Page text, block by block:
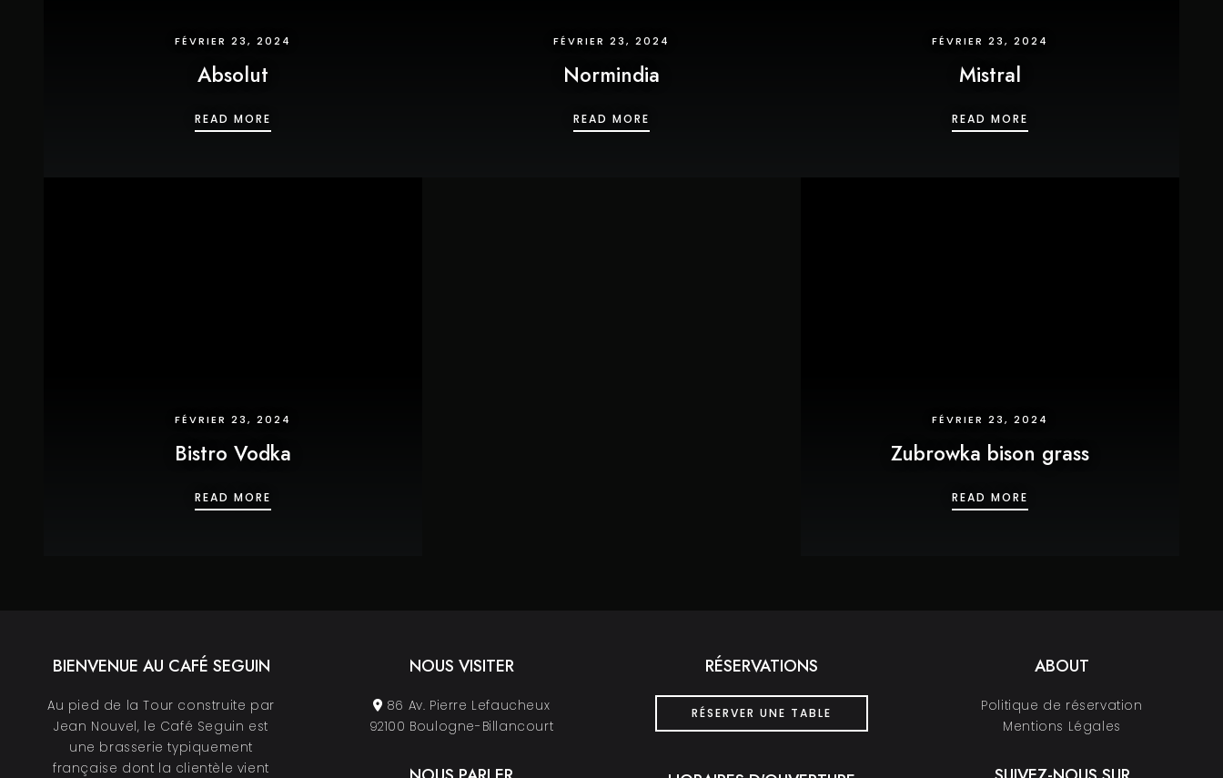
FÉVRIER 23, 2024
Absolut
READ MORE
FÉVRIER 23, 2024
Normindia
READ MORE
FÉVRIER 23, 2024
Mistral
READ MORE
FÉVRIER 23, 2024
Bistro Vodka
READ MORE
FÉVRIER 23, 2024
Zubrowka bison grass
READ MORE
BIENVENUE AU CAFÉ SEGUIN
Au pied de la Tour construite par
Jean Nouvel, le Café Seguin est
une brasserie typiquement
française dont la clientèle vient
NOUS VISITER
86 Av. Pierre Lefaucheux
92100 Boulogne-Billancourt
RÉSERVATIONS
RÉSERVER UNE TABLE
ABOUT
Politique de réservation
Mentions Légales